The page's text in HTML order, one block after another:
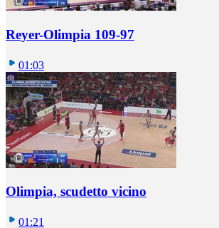
Reyer-Olimpia 109-97
01:03
Olimpia, scudetto vicino
01:21